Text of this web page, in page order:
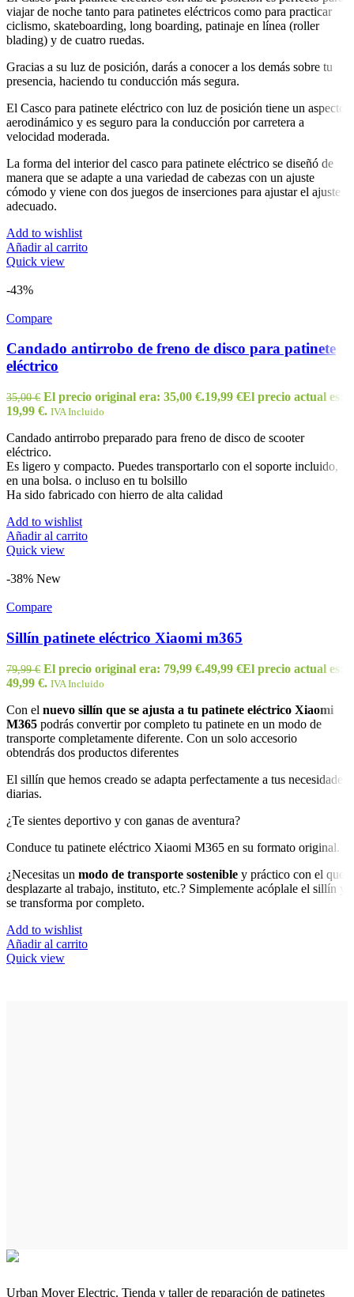
viajar de noche tanto para patinetes eléctricos como para practicar
ciclismo, skateboarding, long boarding, patinaje en línea (roller
blading) y de cuatro ruedas.
Gracias a su luz de posición, darás a conocer a los demás sobre tu
presencia, haciendo tu conducción más segura.
El Casco para patinete eléctrico con luz de posición tiene un aspecto
aerodinámico y es seguro para la conducción por carretera a
velocidad moderada.
La forma del interior del casco para patinete eléctrico se diseñó de
manera que se adapte a una variedad de cabezas con un ajuste
cómodo y viene con dos juegos de inserciones para ajustar el ajuste
adecuado.
Add to wishlist
Añadir al carrito
Quick view
-43%
Compare
Candado antirrobo de freno de disco para patinete
eléctrico
35,00€ El precio original era: 35,00 €.19,99 €El precio actual es:
19,99 €. IVA Incluido
Candado antirrobo preparado para freno de disco de scooter
eléctrico.
Es ligero y compacto. Puedes transportarlo con el soporte incluido,
en una bolsa. o incluso en tu bolsillo
Ha sido fabricado con hierro de alta calidad
Add to wishlist
Añadir al carrito
Quick view
-38% New
Compare
Sillín patinete eléctrico Xiaomi m365
79,99€ El precio original era: 79,99 €.49,99 €El precio actual es:
49,99 €. IVA Incluido
Con el nuevo sillín que se ajusta a tu patinete eléctrico Xiaomi
M365 podrás convertir por completo tu patinete en un modo de
transporte completamente diferente. Con un solo accesorio
obtendrás dos productos diferentes
El sillín que hemos creado se adapta perfectamente a tus necesidades
diarias.
¿Te sientes deportivo y con ganas de aventura?
Conduce tu patinete eléctrico Xiaomi M365 en su formato original.
¿Necesitas un modo de transporte sostenible y práctico con el que
desplazarte al trabajo, instituto, etc.? Simplemente acóplale el sillín y
se transforma por completo.
Add to wishlist
Añadir al carrito
Quick view
Urban Mover Electric. Tienda y taller de reparación de patinetes